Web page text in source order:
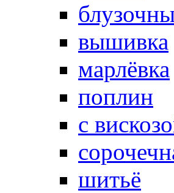
вышивка
марлёвка
поплин
с
шитьё